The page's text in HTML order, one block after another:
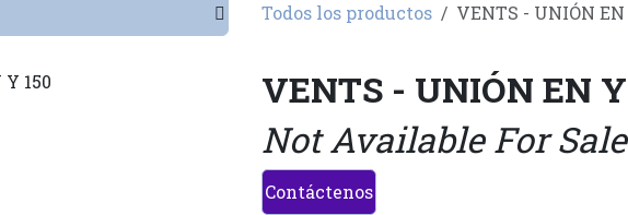
Todos los productos VENTS - UNIÓN EN
VENTS - UNIÓN EN
Not Available For Sale
Contáctenos